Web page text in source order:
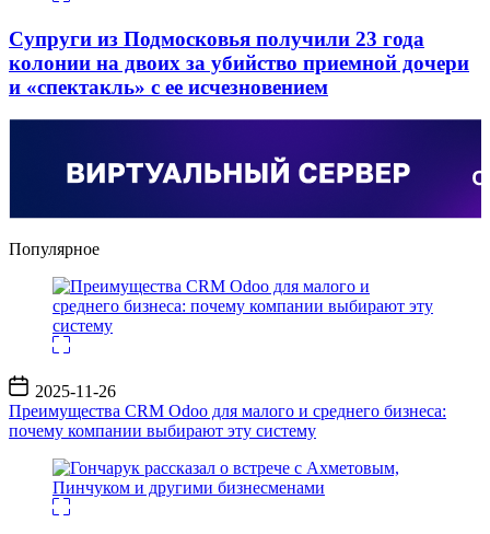
Супруги из Подмосковья получили 23 года
колонии на двоих за убийство приемной дочери
и «спектакль» с ее исчезновением
Популярное
Дата
записи
2025-11-26
Преимущества CRM Odoo для малого и среднего бизнеса:
почему компании выбирают эту систему